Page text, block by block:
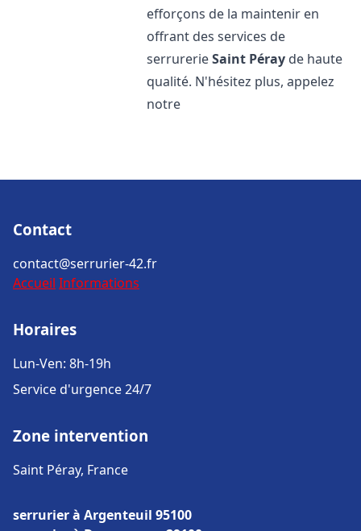
efforçons de la maintenir en
offrant des services de
serrurerieSaint Péray de haute
qualité. N'hésitez plus, appelez
notre
Contact
contact@serrurier-42.fr
Accueil Informations
Horaires
Lun-Ven: 8h-19h
Service d'urgence 24/7
Zone intervention
Saint Péray, France
serrurier à Argenteuil 95100